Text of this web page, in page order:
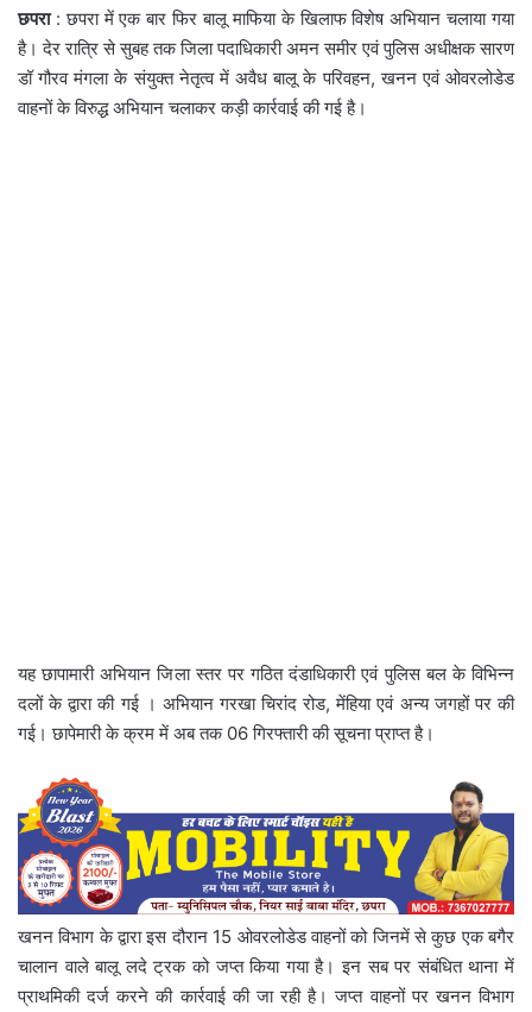
छपरा: छपरा में एक बार फिर बालू माफिया के खिलाफ विशेष अभियान चलाया गया
है। देर रात्रि से सुबह तक जिला पदाधिकारी अमन समीर एवं पुलिस अधीक्षक सारण
डॉ गौरव मंगला के संयुक्त नेतृत्व में अवैध बालू के परिवहन, खनन एवं ओवरलोडेड
वाहनों के विरुद्ध अभियान चलाकर कड़ी कार्रवाई की गई है।
यह छापामारी अभियान जिला स्तर पर गठित दंडाधिकारी एवं पुलिस बल के विभिन्न
दलों के द्वारा की गई । अभियान गरखा चिरांद रोड, मेंहिया एवं अन्य जगहों पर की
गई। छापेमारी के क्रम में अब तक 06 गिरफ्तारी की सूचना प्राप्त है।
खनन विभाग के द्वारा इस दौरान 15 ओवरलोडेड वाहनों को जिनमें से कुछ एक बगैर
चालान वाले बालू लदे ट्रक को जप्त किया गया है। इन सब पर संबंधित थाना में
प्राथमिकी दर्ज करने की कार्रवाई की जा रही है। जप्त वाहनों पर खनन विभाग